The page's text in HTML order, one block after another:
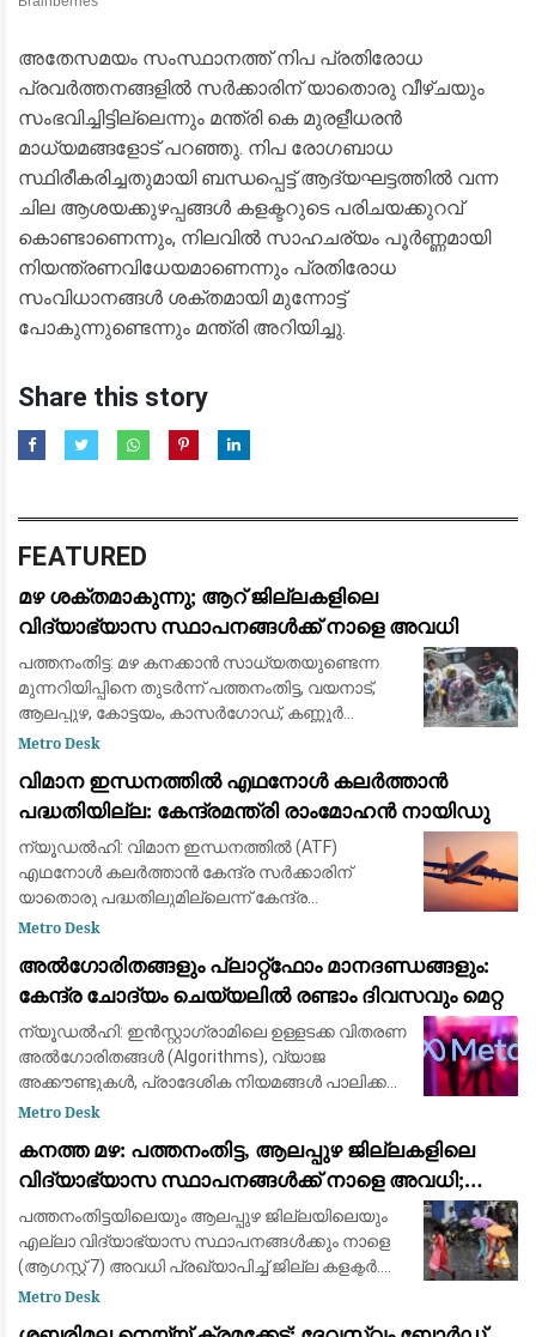
​അതേസമയം സംസ്ഥാനത്ത് നിപ പ്രതിരോധ
പ്രവർത്തനങ്ങളിൽ സർക്കാരിന് യാതൊരു വീഴ്ചയും
സംഭവിച്ചിട്ടില്ലെന്നും മന്ത്രി കെ മുരളീധരൻ
മാധ്യമങ്ങളോട് പറഞ്ഞു. നിപ രോഗബാധ
സ്ഥിരീകരിച്ചതുമായി ബന്ധപ്പെട്ട് ആദ്യഘട്ടത്തിൽ വന്ന
ചില ആശയക്കുഴപ്പങ്ങൾ കളക്ടറുടെ പരിചയക്കുറവ്
കൊണ്ടാണെന്നും, നിലവിൽ സാഹചര്യം പൂർണ്ണമായി
നിയന്ത്രണവിധേയമാണെന്നും പ്രതിരോധ
സംവിധാനങ്ങൾ ശക്തമായി മുന്നോട്ട്
പോകുന്നുണ്ടെന്നും മന്ത്രി അറിയിച്ചു.
Share this story
FEATURED
മഴ ശക്തമാകുന്നു; ആറ് ജില്ലകളിലെ
വിദ്യാഭ്യാസ സ്ഥാപനങ്ങൾക്ക് നാളെ അവധി
പത്തനംതിട്ട: മഴ കനക്കാൻ സാധ്യതയുണ്ടെന്ന
മുന്നറിയിപ്പിനെ തുടർന്ന് പത്തനംതിട്ട, വയനാട്,
ആലപ്പുഴ, കോട്ടയം, കാസർഗോഡ്, കണ്ണൂർ
ജില്ലകളിൽ വിദ്യാഭ്യാസ സ്ഥാപനങ്ങൾക്ക്
Metro Desk
വിമാന ഇന്ധനത്തിൽ എഥനോൾ കലർത്താൻ
പദ്ധതിയില്ല: കേന്ദ്രമന്ത്രി രാംമോഹൻ നായിഡു
ന്യൂഡൽഹി: വിമാന ഇന്ധനത്തിൽ (ATF)
എഥനോൾ കലർത്താൻ കേന്ദ്ര സർക്കാരിന്
യാതൊരു പദ്ധതിലുമില്ലെന്ന് കേന്ദ്ര
വ്യോമയാന മന്ത്രി കെ. രാംമോഹൻ നായിഡു
തെറ്റായ വിവരങ്ങൾ
Metro Desk
അൽഗോരിതങ്ങളും പ്ലാറ്റ്‌ഫോം മാനദണ്ഡങ്ങളും:
കേന്ദ്ര ചോദ്യം ചെയ്യലിൽ രണ്ടാം ദിവസവും മെറ്റ
ന്യൂഡൽഹി: ഇൻസ്റ്റാഗ്രാമിലെ ഉള്ളടക്ക വിതരണ
അൽഗോരിതങ്ങൾ (Algorithms), വ്യാജ
അക്കൗണ്ടുകൾ, പ്രാദേശിക നിയമങ്ങൾ പാലിക്കൽ
എന്നിവയുമായി ബന്ധപ്പെട്ട് സോഷ്യൽ മീഡിയ
Metro Desk
കനത്ത മഴ: പത്തനംതിട്ട, ആലപ്പുഴ ജില്ലകളിലെ
വിദ്യാഭ്യാസ സ്ഥാപനങ്ങൾക്ക് നാളെ അവധി;
ഓറഞ്ച് അലർട്ട് പ്രഖ്യാപിച്ചു
പത്തനംതിട്ടയിലെയും ആലപ്പുഴ ജില്ലയിലെയും
എല്ലാ വിദ്യാഭ്യാസ സ്ഥാപനങ്ങൾക്കും നാളെ
(ആഗസ്റ്റ് 7) അവധി പ്രഖ്യാപിച്ച് ജില്ല കളക്ടർ.
ഇന്ന് റെഡ് അലർട്ടും നാളെ ഓറഞ്ച് അലർട്ടും
Metro Desk